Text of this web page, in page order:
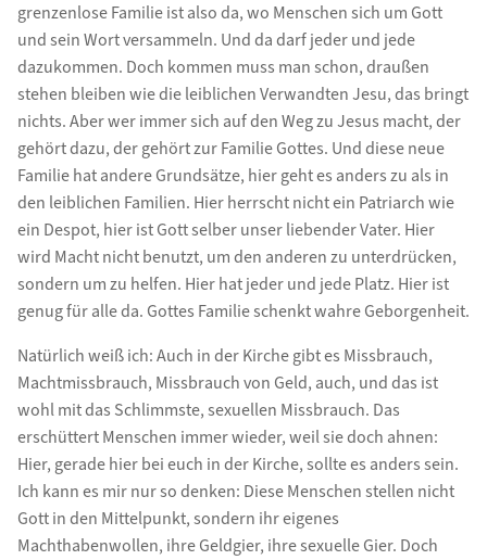
grenzenlose Familie ist also da, wo Menschen sich um Gott
und sein Wort versammeln. Und da darf jeder und jede
dazukommen. Doch kommen muss man schon, draußen
stehen bleiben wie die leiblichen Verwandten Jesu, das bringt
nichts. Aber wer immer sich auf den Weg zu Jesus macht, der
gehört dazu, der gehört zur Familie Gottes. Und diese neue
Familie hat andere Grundsätze, hier geht es anders zu als in
den leiblichen Familien. Hier herrscht nicht ein Patriarch wie
ein Despot, hier ist Gott selber unser liebender Vater. Hier
wird Macht nicht benutzt, um den anderen zu unterdrücken,
sondern um zu helfen. Hier hat jeder und jede Platz. Hier ist
genug für alle da. Gottes Familie schenkt wahre Geborgenheit.
Natürlich weiß ich: Auch in der Kirche gibt es Missbrauch,
Machtmissbrauch, Missbrauch von Geld, auch, und das ist
wohl mit das Schlimmste, sexuellen Missbrauch. Das
erschüttert Menschen immer wieder, weil sie doch ahnen:
Hier, gerade hier bei euch in der Kirche, sollte es anders sein.
Ich kann es mir nur so denken: Diese Menschen stellen nicht
Gott in den Mittelpunkt, sondern ihr eigenes
Machthabenwollen, ihre Geldgier, ihre sexuelle Gier. Doch